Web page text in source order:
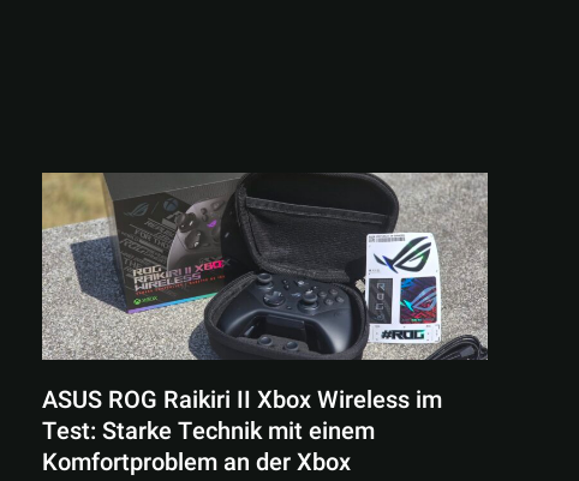
ASUS ROG Raikiri II Xbox Wireless im
Test: Starke Technik mit einem
Komfortproblem an der Xbox